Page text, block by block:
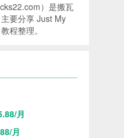
）是搬瓦
要分享 Just My
程整理。
月
月